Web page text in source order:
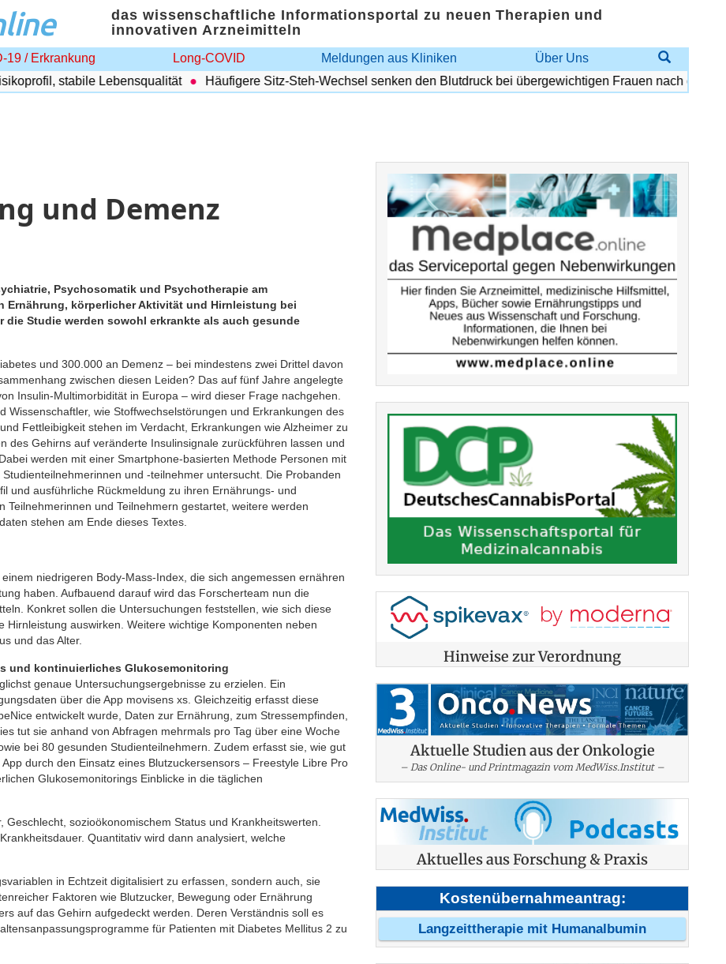
das wissenschaftliche Informationsportal zu neuen Therapien und
innovativen Arzneimitteln
19 / Erkrankung Long-COVID Meldungen aus Kliniken
Über Uns
stabile Lebensqualität Häufigere Sitz-Steh-Wechsel senken den Blutdruck bei übergewichtigen Frauen nach den
und Demenz
Psychosomatik und Psychotherapie am
körperlicher Aktivität und Hirnleistung bei
Studie werden sowohl erkrankte als auch gesunde
und 300.000 an Demenz – bei mindestens zwei Drittel davon
zwischen diesen Leiden? Das auf fünf Jahre angelegte
Insulin-Multimorbidität in Europa – wird dieser Frage nachgehen.
wie Stoffwechselstörungen und Erkrankungen des
Fettleibigkeit stehen im Verdacht, Erkrankungen wie Alzheimer zu
des Gehirns auf veränderte Insulinsignale zurückführen lassen und
werden mit einer Smartphone-basierten Methode Personen mit
und -teilnehmer untersucht. Die Probanden
und ausführliche Rückmeldung zu ihren Ernährungs- und
und Teilnehmern gestartet, weitere werden
stehen am Ende dieses Textes.
niedrigeren Body-Mass-Index, die sich angemessen ernähren
haben. Aufbauend darauf wird das Forscherteam nun die
Konkret sollen die Untersuchungen feststellen, wie sich diese
auswirken. Weitere wichtige Komponenten neben
und das Alter.
und kontinuierliches Glukosemonitoring
genaue Untersuchungsergebnisse zu erzielen. Ein
über die App movisens xs. Gleichzeitig erfasst diese
entwickelt wurde, Daten zur Ernährung, zum Stressempfinden,
tut sie anhand von Abfragen mehrmals pro Tag über eine Woche
bei 80 gesunden Studienteilnehmern. Zudem erfasst sie, wie gut
durch den Einsatz eines Blutzuckersensors – Freestyle Libre Pro
Glukosemonitorings Einblicke in die täglichen
sozioökonomischem Status und Krankheitswerten.
Quantitativ wird dann analysiert, welche
in Echtzeit digitalisiert zu erfassen, sondern auch, sie
Faktoren wie Blutzucker, Bewegung oder Ernährung
auf das Gehirn aufgedeckt werden. Deren Verständnis soll es
für Patienten mit Diabetes Mellitus 2 zu
Hinweise zur Verordnung
Aktuelle Studien aus der Onkologie
– Das Online- und Printmagazin vom MedWiss.Institut –
Aktuelles aus Forschung & Praxis
Kostenübernahmeantrag:
Langzeittherapie mit Humanalbumin